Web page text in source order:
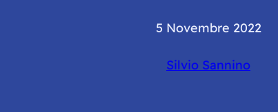
5 Novembre 2022
Silvio Sannino